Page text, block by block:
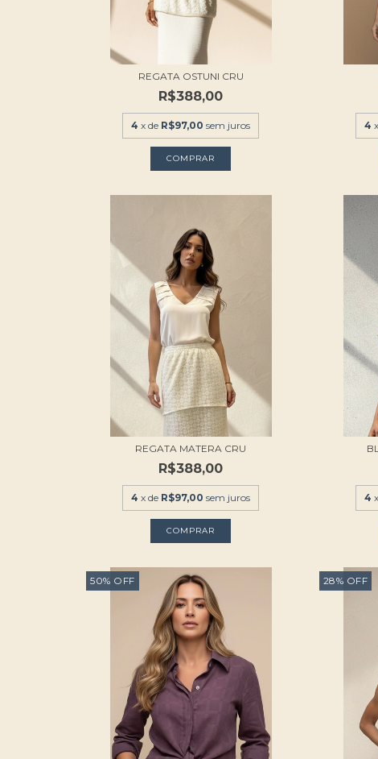
REGATA OSTUNI CRU
R$388,00
4 x de R$97,00 sem juros
COMPRAR
4
REGATA MATERA CRU
R$388,00
4 x de R$97,00 sem juros
COMPRAR
4
50% OFF 28% OFF